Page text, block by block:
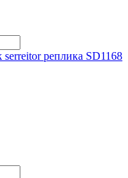
реплика SD1168